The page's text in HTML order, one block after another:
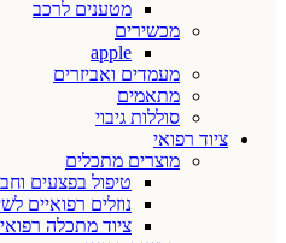
מטענים לרכב
מכשירים
apple
מעמדים ואביזרים
מתאמים
סוללות גיבוי
ציוד רפואי
מוצרים מתכלים
טיפול בפצעים
נוזלים רפואיים
ציוד מתכלה רפואי